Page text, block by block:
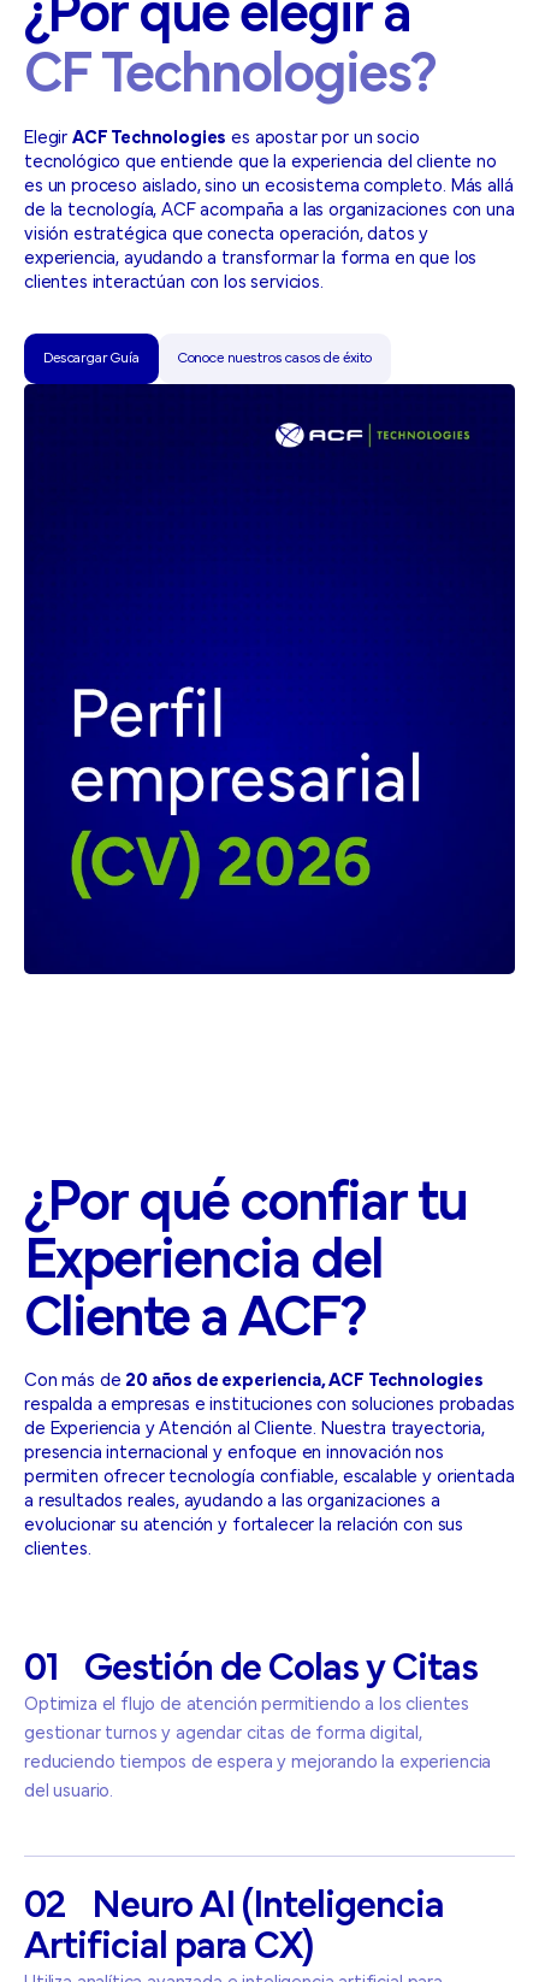
¿Por qué elegir a
CF Technologies?
Elegir ACF Technologies es apostar por un socio
tecnológico que entiende que la experiencia del cliente no
es un proceso aislado, sino un ecosistema completo. Más allá
de la tecnología, ACF acompaña a las organizaciones con una
visión estratégica que conecta operación, datos y
experiencia, ayudando a transformar la forma en que los
clientes interactúan con los servicios.
Descargar Guía Conoce nuestros casos de éxito
¿Por qué confiar tu
Experiencia del
Cliente a ACF?
Con más de 20 años de experiencia, ACF Technologies
respalda a empresas e instituciones con soluciones probadas
de Experiencia y Atención al Cliente. Nuestra trayectoria,
presencia internacional y enfoque en innovación nos
permiten ofrecer tecnología confiable, escalable y orientada
a resultados reales, ayudando a las organizaciones a
evolucionar su atención y fortalecer la relación con sus
clientes.
01 Gestión de Colas y Citas
Optimiza el flujo de atención permitiendo a los clientes
gestionar turnos y agendar citas de forma digital,
reduciendo tiempos de espera y mejorando la experiencia
del usuario.
02 Neuro AI (Inteligencia
Artificial para CX)